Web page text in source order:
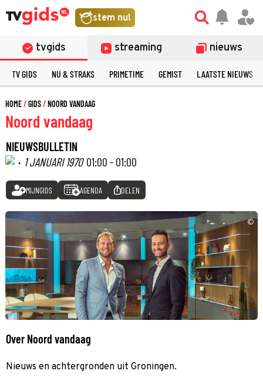
stem nu!
tvgids streaming nieuws
TV GIDS NU & STRAKS PRIMETIME GEMIST LAATSTE NIEUWS
HOME GIDS NOORD VANDAAG
Noord vandaag
NIEUWSBULLETIN
· 1 JANUARI 1970 01:00 - 01:00
MIJNGIDS AGENDA DELEN
©
Over Noord vandaag
Nieuws en achtergronden uit Groningen.